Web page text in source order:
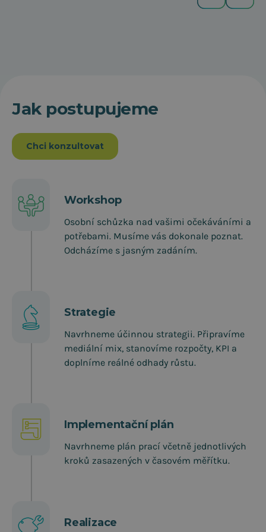
Jak postupujeme
Chci konzultovat
Workshop
Osobní schůzka nad vašimi očekáváními a
potřebami. Musíme vás dokonale poznat.
Odcházíme s jasným zadáním.
Strategie
Navrhneme účinnou strategii. Připravíme
mediální mix, stanovíme rozpočty, KPI a
doplníme reálné odhady růstu.
Implementační plán
Navrhneme plán prací včetně jednotlivých
kroků zasazených v časovém měřítku.
Realizace